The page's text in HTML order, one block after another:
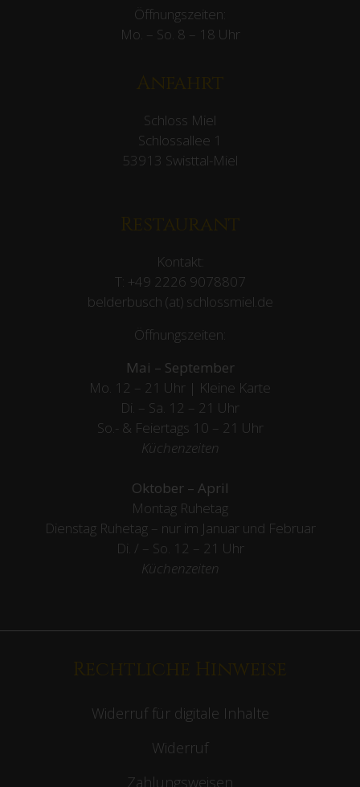
Öffnungszeiten:
Mo. – So. 8 – 18 Uhr
Anfahrt
Schloss Miel
Schlossallee 1
53913 Swisttal-Miel
Restaurant
Kontakt:
T: +49 2226 9078807
belderbusch (at) schlossmiel.de
Öffnungszeiten:
Mai – September
Mo. 12 – 21 Uhr | Kleine Karte
Di. – Sa. 12 – 21 Uhr
So.- & Feiertags 10 – 21 Uhr
Küchenzeiten
Oktober – April
Montag Ruhetag
Dienstag Ruhetag – nur im Januar und Februar
Di. / – So. 12 – 21 Uhr
Küchenzeiten
Rechtliche Hinweise
Widerruf für digitale Inhalte
Widerruf
Zahlungsweisen